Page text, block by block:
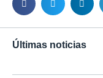
Últimas noticias